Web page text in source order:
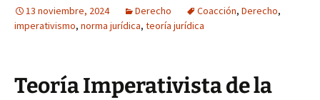
13 noviembre, 2024 Derecho Coacción, Derecho,
imperativismo, norma jurídica, teoría jurídica
Teoría Imperativista de la